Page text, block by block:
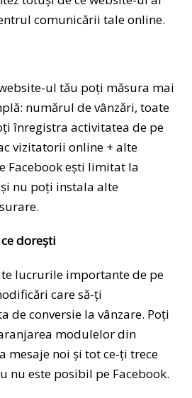
comunicării tale online.
ul tău poți măsura mai
numărul de vânzări, toate
înregistra activitatea de pe
vizitatorii online + alte
Facebook ești limitat la
nu poți instala alte
dorești
lucrurile importante de pe
care să-ți
de conversie la vânzare. Poți
modulelor din
mesaje noi și tot ce-ți trece
nu este posibil pe Facebook.